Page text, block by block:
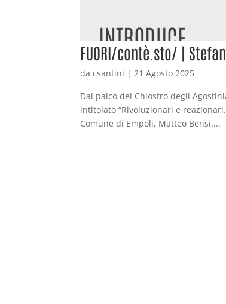
FUORI/contè.sto/ |
dacsantini | 21 Agosto 2025
Dal palco del Chiostro degli
intitolato “Rivoluzionari e
Comune di Empoli, Matteo Bensi....